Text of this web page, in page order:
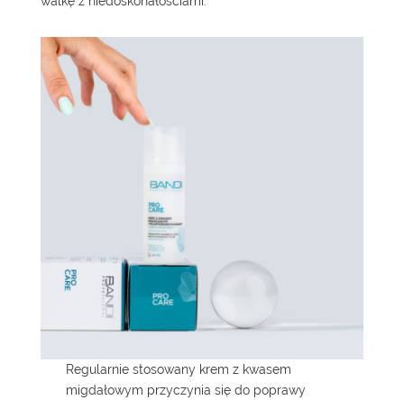
Regularnie stosowany krem z kwasem
migdałowym przyczynia się do poprawy